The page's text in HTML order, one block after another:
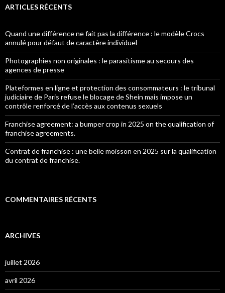
ARTICLES RÉCENTS
Quand une différence ne fait pas la différence : le modèle Crocs
annulé pour défaut de caractère individuel
Photographies non originales : le parasitisme au secours des
agences de presse
Plateformes en ligne et protection des consommateurs : le tribunal
judiciaire de Paris refuse le blocage de Shein mais impose un
contrôle renforcé de l’accès aux contenus sexuels
Franchise agreement: a bumper crop in 2025 on the qualification of
franchise agreements.
Contrat de franchise : une belle moisson en 2025 sur la qualification
du contrat de franchise.
COMMENTAIRES RÉCENTS
ARCHIVES
juillet 2026
avril 2026